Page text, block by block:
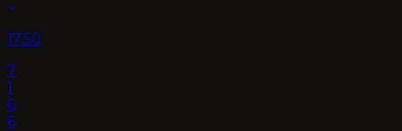
17.50
7
1
6
6